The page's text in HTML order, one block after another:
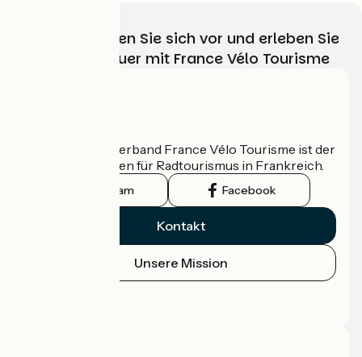
Wählen, bereiten Sie sich vor und erleben Sie
Ihr Radabenteuer mit France Vélo Tourisme
Der nationale Verband France Vélo Tourisme ist der
offizielle Leitfaden für Radtourismus in Frankreich.
Instagram Facebook
Kontakt
Unsere Mission